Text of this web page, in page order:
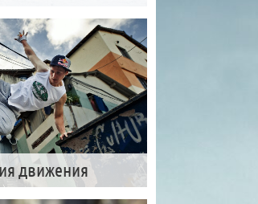
движения